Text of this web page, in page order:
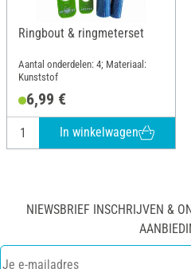
Ringbout & ringmeterset
Aantal onderdelen: 4; Materiaal:
Kunststof
6,99 €
In winkelwagen
NIEWSBRIEF INSCHRIJVEN &